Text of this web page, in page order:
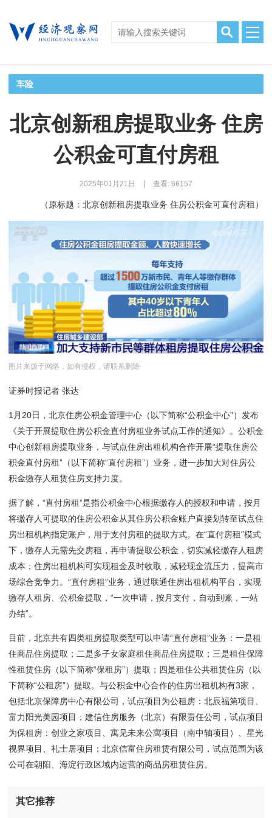
车险
北京创新租房提取业务 住房
公积金可直付房租
2025年01月21日 查看: 66157
（原标题：北京创新租房提取业务 住房公积金可直付房租）
图片来源于网络，如有侵权，请联系删除
证券时报记者 张达
1月20日，北京住房公积金管理中心（以下简称“公积金中心”）发布
《关于开展提取住房公积金直付房租业务试点工作的通知》。公积金
中心创新租房提取业务，与试点住房出租机构合作开展“提取住房公
积金直付房租”（以下简称“直付房租”）业务，进一步加大对住房公
积金缴存人租赁住房支持力度。
据了解，“直付房租”是指公积金中心根据缴存人的授权和申请，按月
将缴存人可提取的住房公积金从其住房公积金账户直接划转至试点住
房出租机构指定账户，用于支付房租的提取方式。在“直付房租”模式
下，缴存人无需先交房租，再申请提取公积金，切实减轻缴存人租房
成本；住房出租机构可实现租金及时收取，减轻现金流压力，提高市
场综合竞争力。“直付房租”业务，通过联通住房出租机构平台，实现
缴存人租房、公积金提取，“一次申请，按月支付，自动到账，一站
办结”。
目前，北京共有四类租房提取类型可以申请“直付房租”业务：一是租
住商品住房提取；二是多子女家庭租住商品住房提取；三是租住保障
性租赁住房（以下简称“保租房”）提取；四是租住公共租赁住房（以
下简称“公租房”）提取。与公积金中心合作的住房出租机构有3家，
包括北京保障房中心有限公司，试点项目为公租房：北辰福第项目、
富力阳光美园项目；建信住房服务（北京）有限责任公司，试点项目
为保租房：创业之家项目、寓见未来公寓项目（南中轴项目）、星光
视界项目、礼士居项目；北京信富住房租赁有限公司，试点范围为该
公司在朝阳、海淀行政区域内运营的商品房租赁住房。
其它推荐